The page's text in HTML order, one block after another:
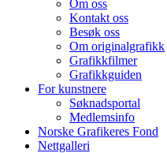
Om oss
Kontakt oss
Besøk oss
Om originalgrafikk
Grafikkfilmer
Grafikkguiden
For kunstnere
Søknadsportal
Medlemsinfo
Norske Grafikeres Fond
Nettgalleri